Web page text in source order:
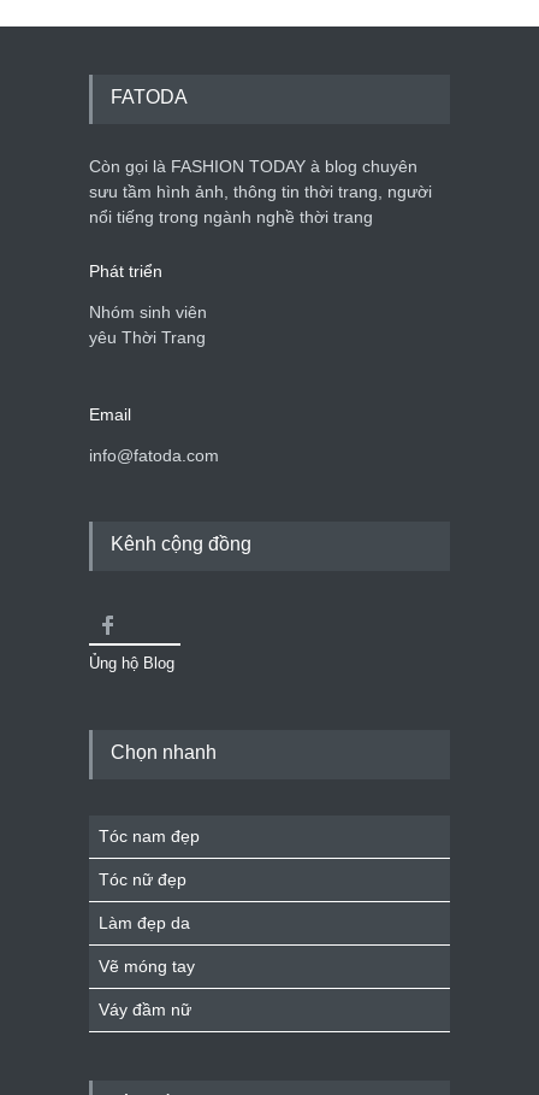
FATODA
Còn gọi là FASHION TODAY à blog chuyên
sưu tầm hình ảnh, thông tin thời trang, người
nổi tiếng trong ngành nghề thời trang
Phát triển
Nhóm sinh viên
yêu Thời Trang
Email
info@fatoda.com
Kênh cộng đồng
Ủng hộ Blog
Chọn nhanh
Tóc nam đẹp
Tóc nữ đẹp
Làm đẹp da
Vẽ móng tay
Váy đầm nữ